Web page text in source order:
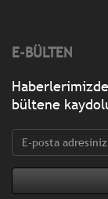
E-BÜLTEN
bültene